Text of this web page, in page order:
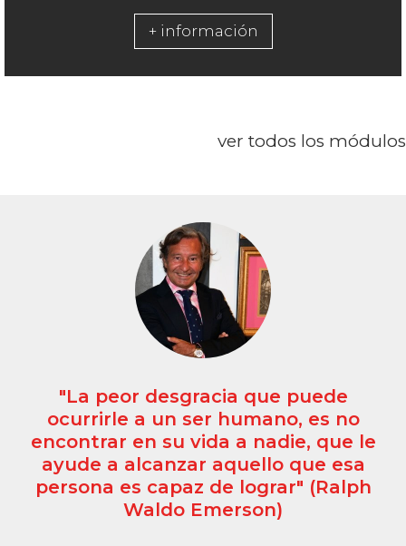
+ información
ver todos los módulos
"La peor desgracia que puede
ocurrirle a un ser humano, es no
encontrar en su vida a nadie, que le
ayude a alcanzar aquello que esa
persona es capaz de lograr" (Ralph
Waldo Emerson)